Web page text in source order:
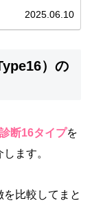
2025.06.10
）の
断16タイプを
ます。
比較してまと